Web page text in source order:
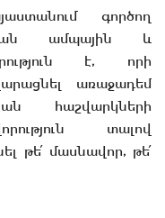
գործող
ամպային և
է, որի
առաջադեմ
հաշվարկների
տալով
թե՛ մասնավոր, թե՛